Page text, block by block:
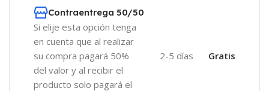
Contraentrega 50/50
Si elije esta opción tenga
en cuenta que al realizar
su compra pagará 50%
del valor y al recibir el
producto solo pagará el
2-5 días Gratis